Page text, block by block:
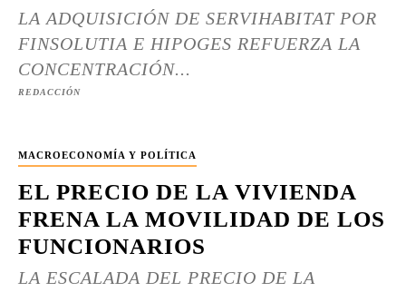
LA ADQUISICIÓN DE SERVIHABITAT POR
FINSOLUTIA E HIPOGES REFUERZA LA
CONCENTRACIÓN...
REDACCIÓN
MACROECONOMÍA Y POLÍTICA
EL PRECIO DE LA VIVIENDA
FRENA LA MOVILIDAD DE LOS
FUNCIONARIOS
LA ESCALADA DEL PRECIO DE LA